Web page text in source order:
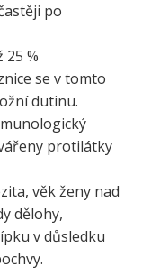
po
25 %
se v tomto
dutinu.
protilátky
věk ženy nad
dělohy,
v důsledku